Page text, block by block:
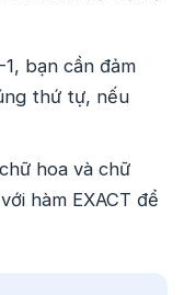
bạn cần đảm
thứ tự, nếu
hoa và chữ
hàm EXACT để